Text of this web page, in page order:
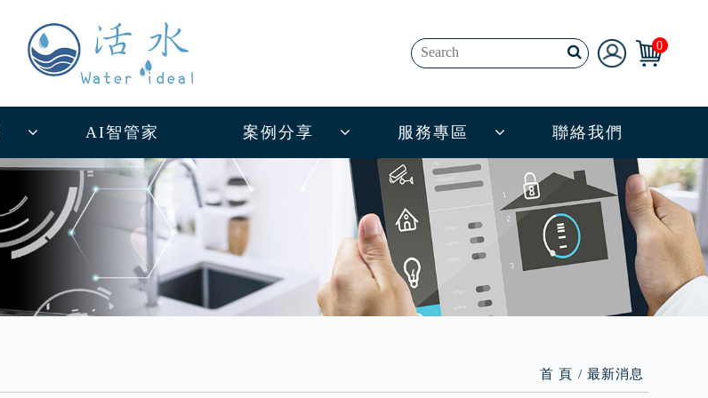
0
AI智管家 案例分享 服務專區 聯絡我們
首 頁 最新消息